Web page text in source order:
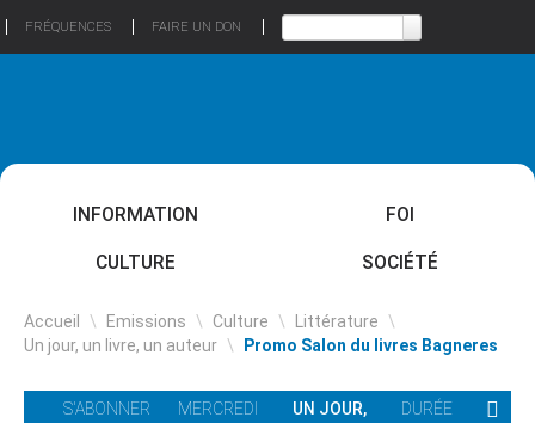
FRÉQUENCES FAIRE UN DON
INFORMATION FOI
CULTURE SOCIÉTÉ
Accueil \ Emissions \ Culture \ Littérature \
Un jour, un livre, un auteur \ Promo Salon du livres Bagneres
S'ABONNER
MERCREDI
UN JOUR,
DURÉE